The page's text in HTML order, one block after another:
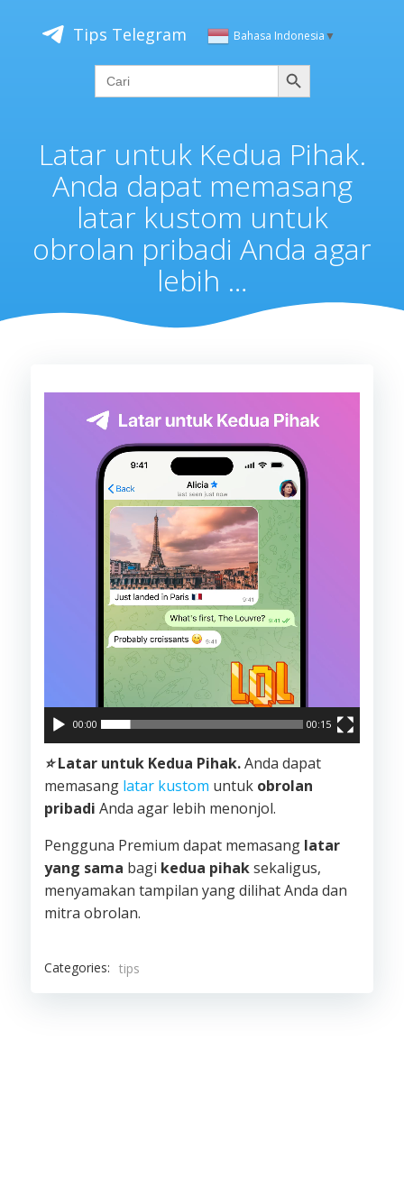
to
Tips Telegram Bahasa Indonesia▼
Search
for:
Cari
Latar untuk Kedua Pihak.
Anda dapat memasang
latar kustom untuk
obrolan pribadi Anda agar
lebih …
00:00 00:15
⭐️ Latar untuk Kedua Pihak.Anda dapat
memasang latar kustom untuk obrolan
pribadi Anda agar lebih menonjol.
Pengguna Premium dapat memasang latar
yang sama bagi kedua pihaksekaligus,
menyamakan tampilan yang dilihat Anda dan
mitra obrolan.
Categories: tips